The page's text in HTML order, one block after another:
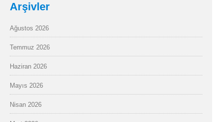
Arşivler
Ağustos 2026
Temmuz 2026
Haziran 2026
Mayıs 2026
Nisan 2026